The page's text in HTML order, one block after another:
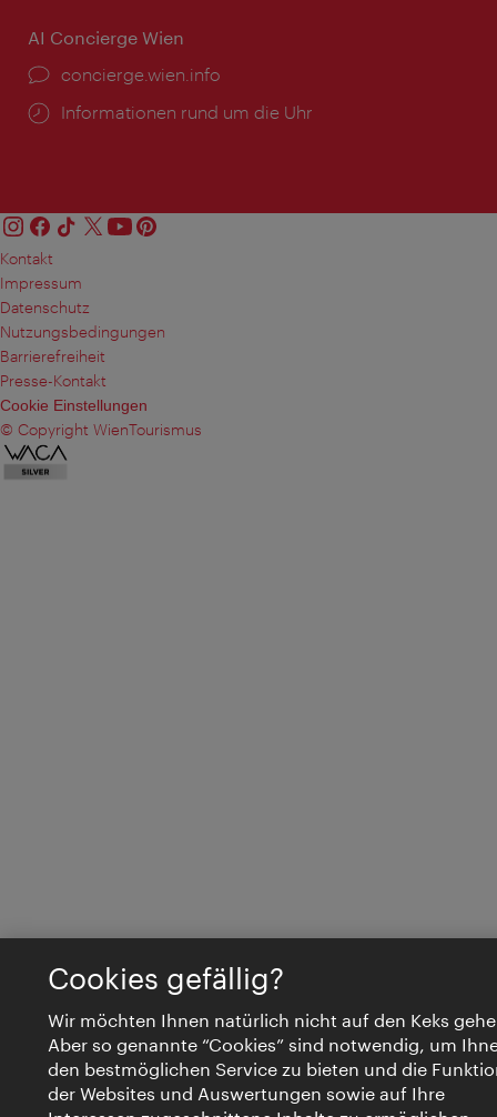
AI Concierge Wien
Ort:
concierge.wien.info
Öffnungszeiten:
Informationen rund um die Uhr
Kontakt
Impressum
Datenschutz
Nutzungsbedingungen
Barrierefreiheit
Presse-Kontakt
Cookie Einstellungen
© Copyright WienTourismus
Cookies gefällig?
Wir möchten Ihnen natürlich nicht auf den Keks
Aber so genannte “Cookies” sind notwendig, um
den bestmöglichen Service zu bieten und die
der Websites und Auswertungen sowie auf Ihre